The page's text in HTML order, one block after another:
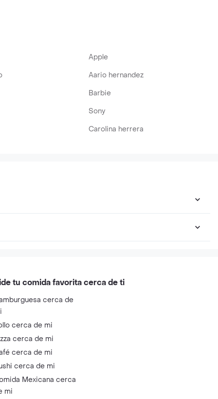
Apple
Aario hernandez
Barbie
Sony
Carolina herrera
tu comida favorita cerca de ti
cerca de
cerca de mi
cerca de mi
cerca de mi
cerca de mi
Mexicana cerca
mi